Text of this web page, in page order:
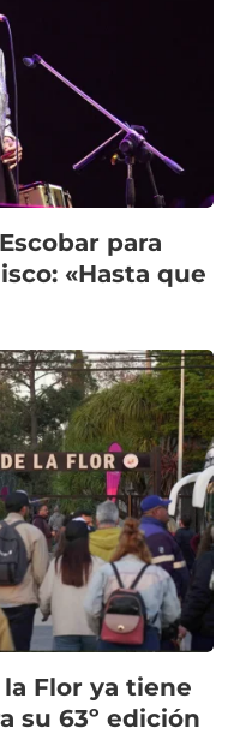
para
«Hasta que
Flor ya tiene
su 63º edición